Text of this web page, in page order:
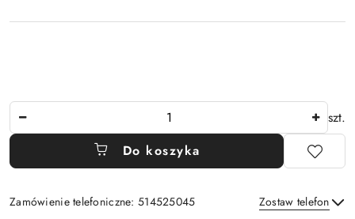
szt.
Do koszyka
Zamówienie telefoniczne: 514525045 Zostaw telefon